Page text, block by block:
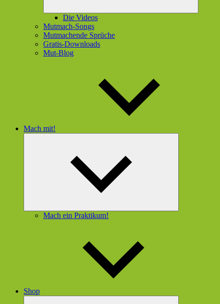
Die Videos
Mutmach-Songs
Mutmachende Sprüche
Gratis-Downloads
Mut-Blog
Mach mit!
Mach ein Praktikum!
Shop